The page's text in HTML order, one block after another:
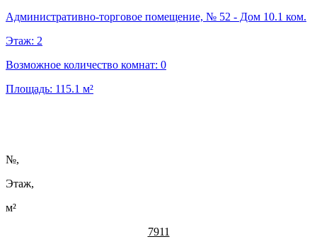
Административно-торговое помещение, № 52 - Дом 10.1 ком.
Этаж: 2
Возможное количество комнат: 0
Площадь: 115.1 м²
№,
Этаж,
м²
7911